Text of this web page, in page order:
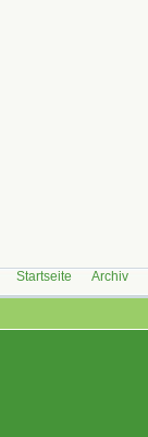
Startseite Archiv